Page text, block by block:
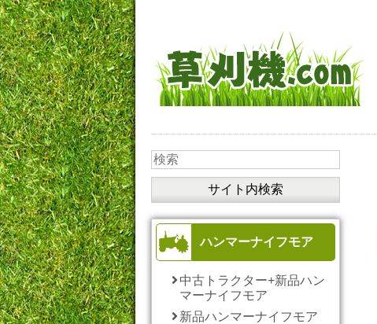
ハンマーナイフモア
中古トラクター+新品ハン
マーナイフモア
新品ハンマーナイフモア